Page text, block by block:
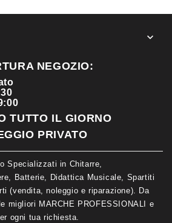

NEGOZIO:
TUTTO IL GIORNO
PRIVATO
Specializzati in Chitarre,
Batterie, Didattica Musicale, Spartiti
(vendita, noleggio e riparazione). Da
migliori MARCHE PROFESSIONALI e
ogni tua richiesta.